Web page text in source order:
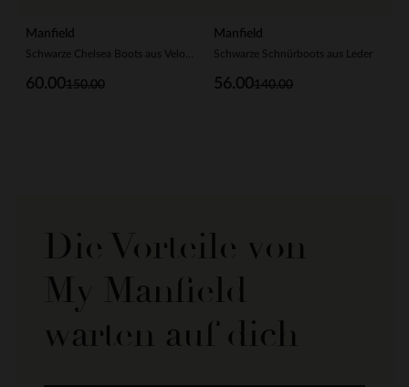
Manfield
150.00
60.00
Manfield
Schwarze Schnürboots aus Leder
140.00
56.00
Die Vorteile von
My Manfield
warten auf dich